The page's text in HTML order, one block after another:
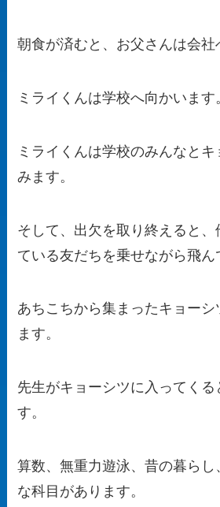
朝食が済むと、お父さんは会社
ミライくんは学校へ向かいます
ミライくんは学校のみんなと
みます。
そして、出欠を取り終えると、
ている友だちを乗せながら飛ん
あちこちから集まったキョーシ
ます。
先生がキョーシツに入ってくる
す。
算数、無重力遊泳、昔の暮らし
な科目があります。